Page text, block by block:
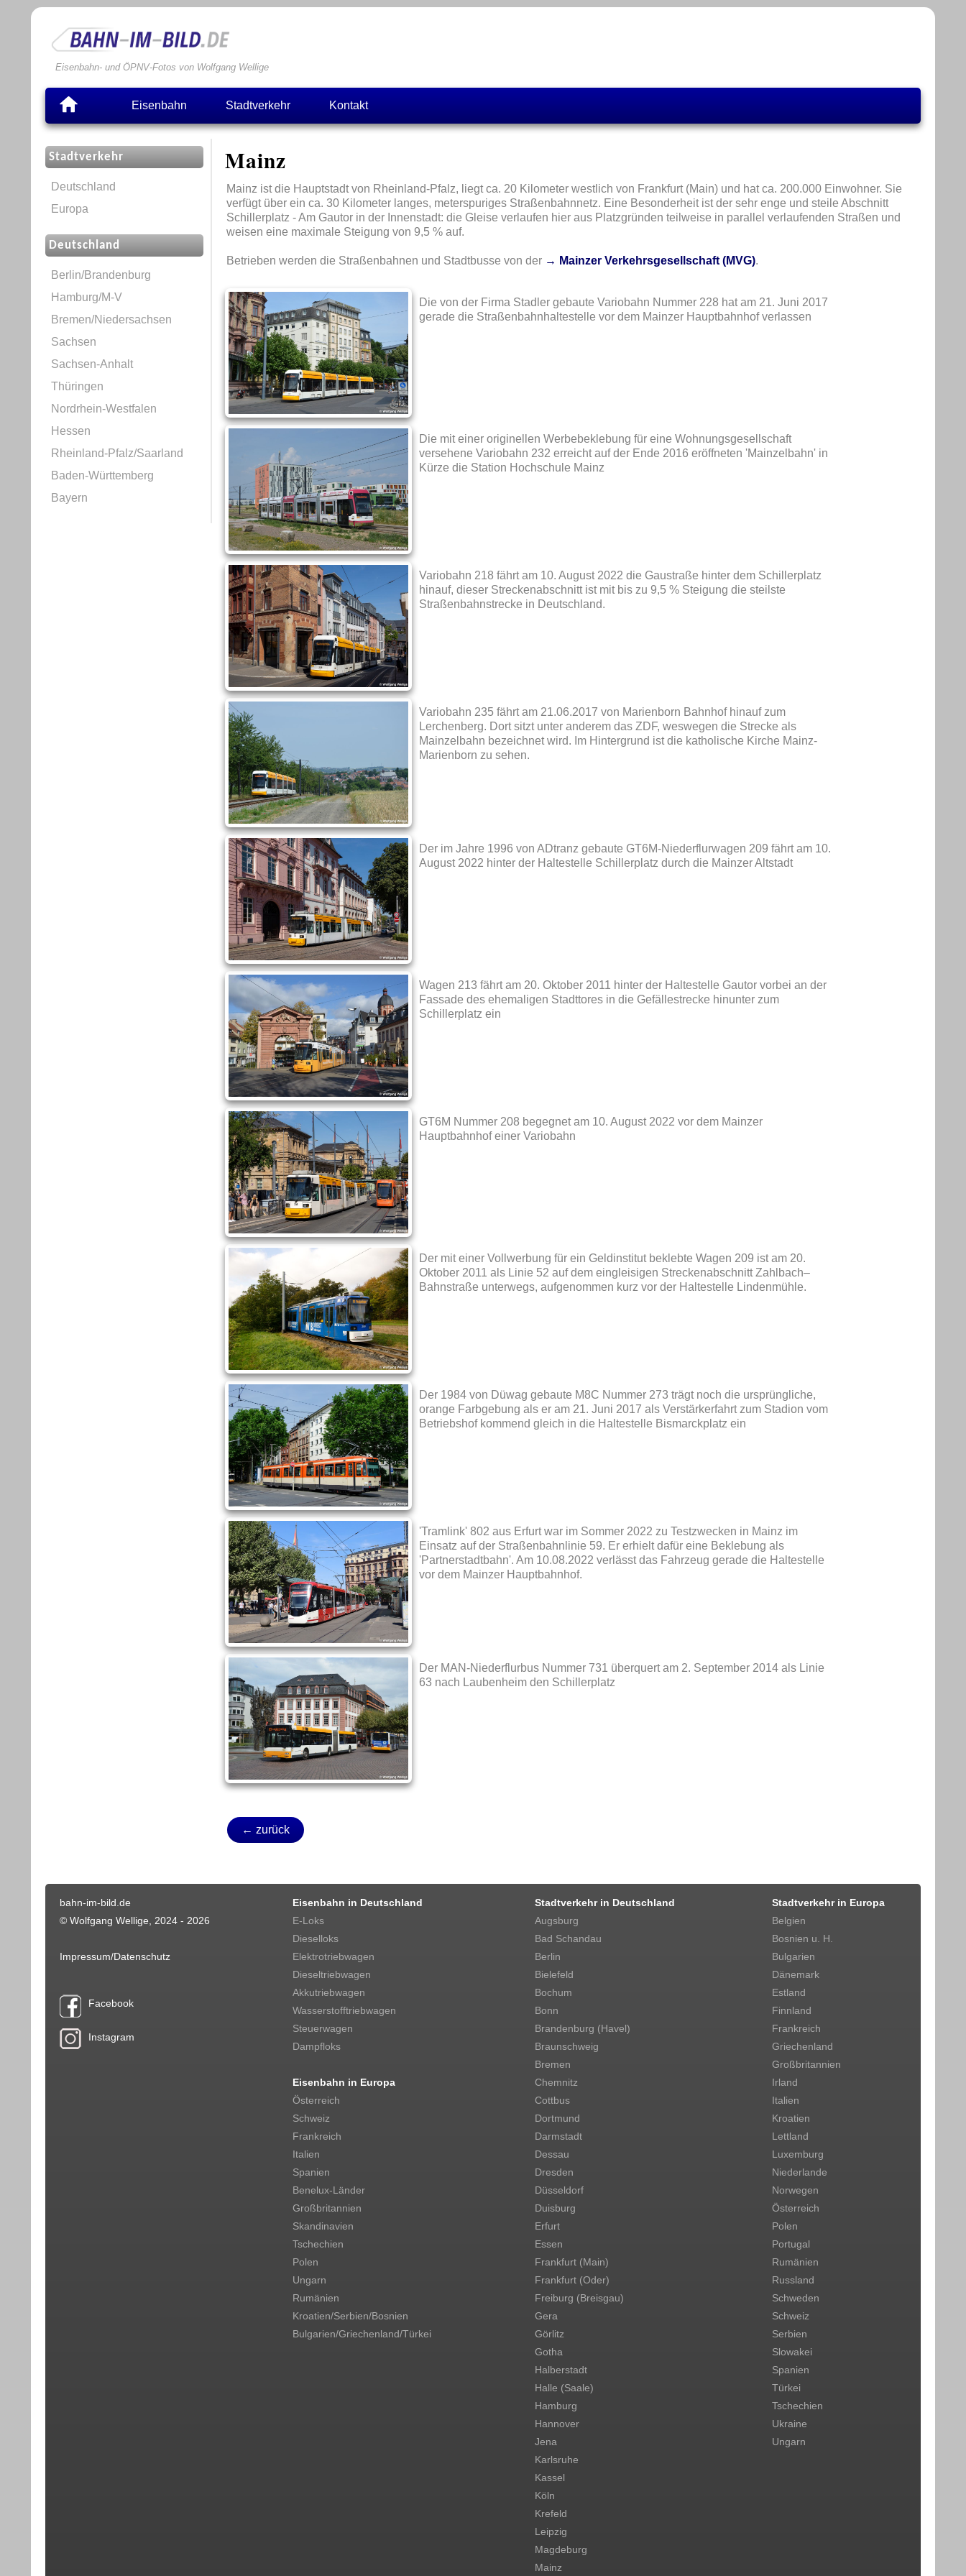
Eisenbahn- und ÖPNV-Fotos von Wolfgang Wellige
Eisenbahn Stadtverkehr Kontakt
Stadtverkehr
Deutschland
Europa
Deutschland
Berlin/Brandenburg
Hamburg/M-V
Bremen/Niedersachsen
Sachsen
Sachsen-Anhalt
Thüringen
Nordrhein-Westfalen
Hessen
Rheinland-Pfalz/Saarland
Baden-Württemberg
Bayern
Mainz
Mainz ist die Hauptstadt von Rheinland-Pfalz, liegt ca. 20 Kilometer westlich von Frankfurt (Main) und hat ca. 200.000 Einwohner. Sie
verfügt über ein ca. 30 Kilometer langes, meterspuriges Straßenbahnnetz. Eine Besonderheit ist der sehr enge und steile Abschnitt
Schillerplatz - Am Gautor in der Innenstadt: die Gleise verlaufen hier aus Platzgründen teilweise in parallel verlaufenden Straßen und
weisen eine maximale Steigung von 9,5 % auf.
Betrieben werden die Straßenbahnen und Stadtbusse von der → Mainzer Verkehrsgesellschaft (MVG).
Die von der Firma Stadler gebaute Variobahn Nummer 228 hat am 21. Juni 2017
gerade die Straßenbahnhaltestelle vor dem Mainzer Hauptbahnhof verlassen
Die mit einer originellen Werbebeklebung für eine Wohnungsgesellschaft
versehene Variobahn 232 erreicht auf der Ende 2016 eröffneten 'Mainzelbahn' in
Kürze die Station Hochschule Mainz
Variobahn 218 fährt am 10. August 2022 die Gaustraße hinter dem Schillerplatz
hinauf, dieser Streckenabschnitt ist mit bis zu 9,5 % Steigung die steilste
Straßenbahnstrecke in Deutschland.
Variobahn 235 fährt am 21.06.2017 von Marienborn Bahnhof hinauf zum
Lerchenberg. Dort sitzt unter anderem das ZDF, weswegen die Strecke als
Mainzelbahn bezeichnet wird. Im Hintergrund ist die katholische Kirche Mainz-
Marienborn zu sehen.
Der im Jahre 1996 von ADtranz gebaute GT6M-Niederflurwagen 209 fährt am 10.
August 2022 hinter der Haltestelle Schillerplatz durch die Mainzer Altstadt
Wagen 213 fährt am 20. Oktober 2011 hinter der Haltestelle Gautor vorbei an der
Fassade des ehemaligen Stadttores in die Gefällestrecke hinunter zum
Schillerplatz ein
GT6M Nummer 208 begegnet am 10. August 2022 vor dem Mainzer
Hauptbahnhof einer Variobahn
Der mit einer Vollwerbung für ein Geldinstitut beklebte Wagen 209 ist am 20.
Oktober 2011 als Linie 52 auf dem eingleisigen Streckenabschnitt Zahlbach–
Bahnstraße unterwegs, aufgenommen kurz vor der Haltestelle Lindenmühle.
Der 1984 von Düwag gebaute M8C Nummer 273 trägt noch die ursprüngliche,
orange Farbgebung als er am 21. Juni 2017 als Verstärkerfahrt zum Stadion vom
Betriebshof kommend gleich in die Haltestelle Bismarckplatz ein
'Tramlink' 802 aus Erfurt war im Sommer 2022 zu Testzwecken in Mainz im
Einsatz auf der Straßenbahnlinie 59. Er erhielt dafür eine Beklebung als
'Partnerstadtbahn'. Am 10.08.2022 verlässt das Fahrzeug gerade die Haltestelle
vor dem Mainzer Hauptbahnhof.
Der MAN-Niederflurbus Nummer 731 überquert am 2. September 2014 als Linie
63 nach Laubenheim den Schillerplatz
← zurück
bahn-im-bild.de
© Wolfgang Wellige, 2024 - 2026
Impressum/Datenschutz
Facebook
Instagram
Eisenbahn in Deutschland
E-Loks
Dieselloks
Elektrotriebwagen
Dieseltriebwagen
Akkutriebwagen
Wasserstofftriebwagen
Steuerwagen
Dampfloks
Eisenbahn in Europa
Österreich
Schweiz
Frankreich
Italien
Spanien
Benelux-Länder
Großbritannien
Skandinavien
Tschechien
Polen
Ungarn
Rumänien
Kroatien/Serbien/Bosnien
Bulgarien/Griechenland/Türkei
Stadtverkehr in Deutschland
Augsburg
Bad Schandau
Berlin
Bielefeld
Bochum
Bonn
Brandenburg (Havel)
Braunschweig
Bremen
Chemnitz
Cottbus
Dortmund
Darmstadt
Dessau
Dresden
Düsseldorf
Duisburg
Erfurt
Essen
Frankfurt (Main)
Frankfurt (Oder)
Freiburg (Breisgau)
Gera
Görlitz
Gotha
Halberstadt
Halle (Saale)
Hamburg
Hannover
Jena
Karlsruhe
Kassel
Köln
Krefeld
Leipzig
Magdeburg
Mainz
Stadtverkehr in Europa
Belgien
Bosnien u. H.
Bulgarien
Dänemark
Estland
Finnland
Frankreich
Griechenland
Großbritannien
Irland
Italien
Kroatien
Lettland
Luxemburg
Niederlande
Norwegen
Österreich
Polen
Portugal
Rumänien
Russland
Schweden
Schweiz
Serbien
Slowakei
Spanien
Türkei
Tschechien
Ukraine
Ungarn